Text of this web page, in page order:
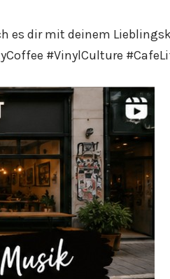
es dir mit deinem
#VinylCulture